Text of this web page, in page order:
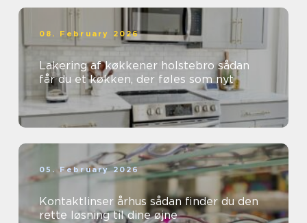
08. February 2026
Lakering af køkkener holstebro sådan
får du et køkken, der føles som nyt
05. February 2026
Kontaktlinser århus sådan finder du den
rette løsning til dine øjne